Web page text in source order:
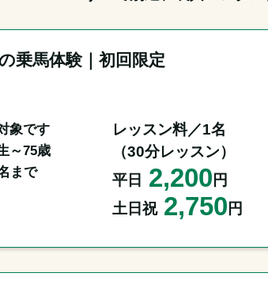
乗馬体験｜初回限定
象です
～75歳
人数：1～2名まで
レッスン料／1名
（30分レッスン）
平日
2,200 円
土日祝 2,750 円